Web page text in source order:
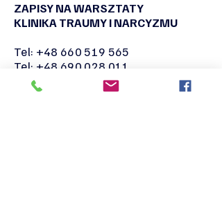
ZAPISY NA WARSZTATY
KLINIKA TRAUMY I NARCYZMU
Tel: +48 660 519 565
Tel: +48 690 028 011
naukaiswiadomosc@gmail.com